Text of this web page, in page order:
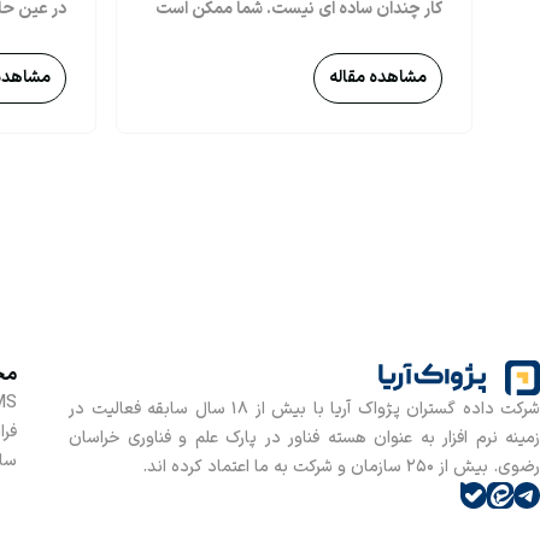
کار چندان ساده ای نیست. شما ممکن است
کاربلد، اهداف خود را در قالب یک برنامه
ریزی هدفمند به خوبی پیش ببرید، اما آیا
آماده ی بحران های مختلف و طبیعی در
اقتصادی، اجتماعی و فناوری بود و بعدها
موارد قانونی و زیست محیطی به آن اضافه
شده و به تحلیل PESTEL تغییر پیدا کرد.
مشاهده مقاله
در عین
گرفتن
خود و
شرکت داده گستران پژواک آریا با بیش از 18 سال سابقه فعالیت در
زمینه نرم افزار به عنوان هسته فناور در پارک علم و فناوری خراسان
رضوی. بیش از 250 سازمان و شرکت به ما اعتماد کرده اند.